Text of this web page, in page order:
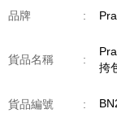
品牌 :
貨品名稱 :
挎
貨品編號 :